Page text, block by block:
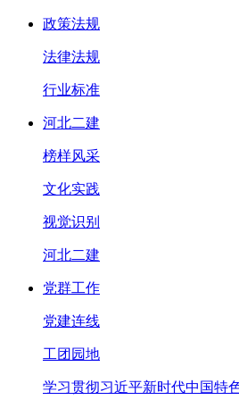
政策法规
法律法规
行业标准
河北二建
榜样风采
文化实践
视觉识别
河北二建
党群工作
党建连线
工团园地
学习贯彻习近平新时代中国特